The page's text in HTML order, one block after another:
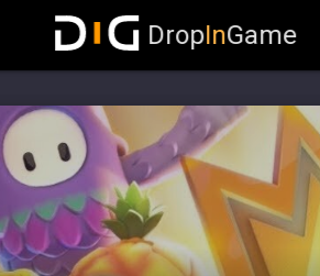
DropInGame